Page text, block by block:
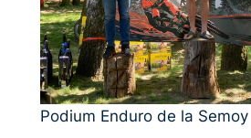
Podium Enduro de la Semoy